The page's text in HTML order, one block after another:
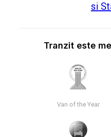
Tranzit este
Van of the Year